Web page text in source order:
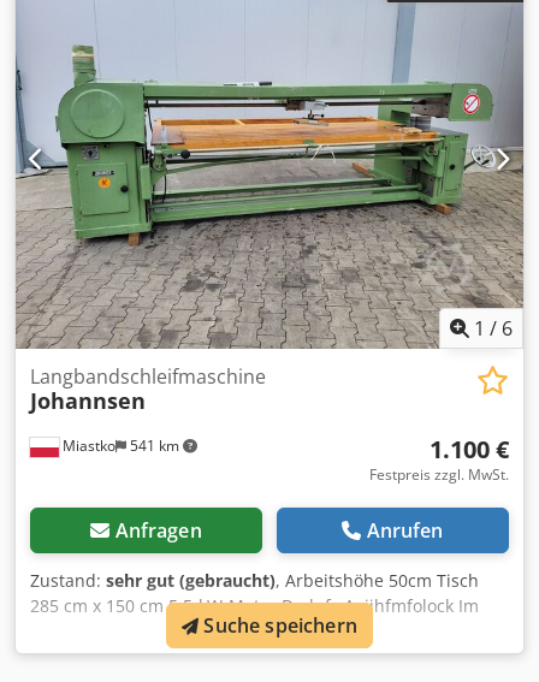
1 / 6
Miastko 541 km
Langbandschleifmaschine
Johannsen
1.100 €
Festpreis zzgl. MwSt.
Anfragen Anrufen
Zustand: sehr gut (gebraucht), Arbeitshöhe 50cm Tisch
285 cm x 150 cm 5,5-kW-Motor Dedpfx Agjihfmfolock Im
Suche speichern